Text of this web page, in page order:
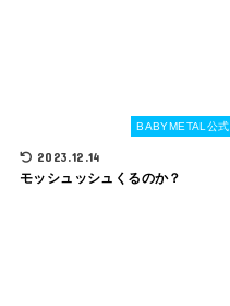
BABYMETAL公式
2023.12.14
モッシュッシュくるのか？